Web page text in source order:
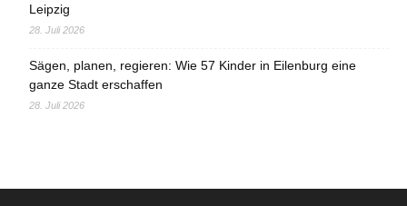
Leipzig
28. Juli 2026
Sägen, planen, regieren: Wie 57 Kinder in Eilenburg eine
ganze Stadt erschaffen
28. Juli 2026